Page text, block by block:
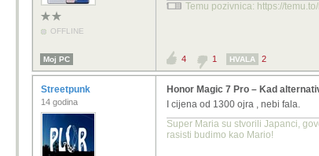
OFFLINE
Temu pozivnica: https://
Moj PC 4 1 HVALA 2
Streetpunk
14 godina
Honor Magic 7 Pro – Kad
I cijena od 1300 ojra , nebi fala.
Super Maria su stvorili Japanci,
rasisti budimo kao Mario!